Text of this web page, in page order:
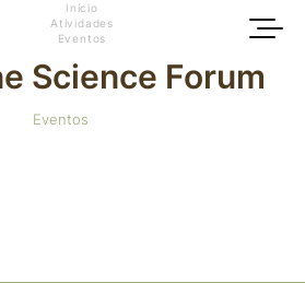
Início
Atividades
Eventos
Science Forum
Eventos